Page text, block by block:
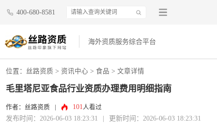
400-680-8581
海外资质服务综合平台
位置： 丝路资质 > 资讯中心 > 食品 > 文章详情
毛里塔尼亚食品行业资质办理费用明细指南
作者：丝路资质 101人看过
发布时间：2026-06-03 18:23:31 更新时间：2026-06-03 18:23:31